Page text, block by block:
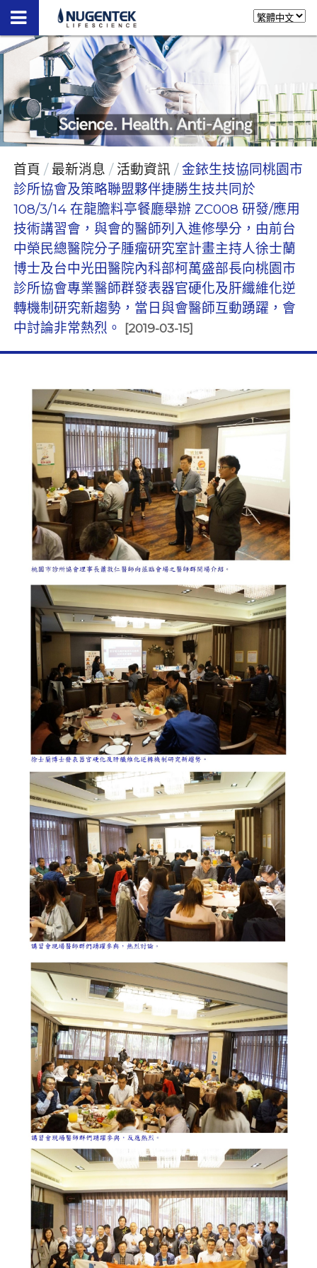
首頁 最新消息 活動資訊
金銥生技協同桃園市
診所協會及策略聯盟夥伴捷勝生技共同於
108/3/14 在龍膽料亭餐廳舉辦 ZC008 研發/應用
技術講習會，與會的醫師列入進修學分，由前台
中榮民總醫院分子腫瘤研究室計畫主持人徐士蘭
博士及台中光田醫院內科部柯萬盛部長向桃園市
診所協會專業醫師群發表器官硬化及肝纖維化逆
轉機制研究新趨勢，當日與會醫師互動踴躍，會
中討論非常熱烈。
[2019-03-15]